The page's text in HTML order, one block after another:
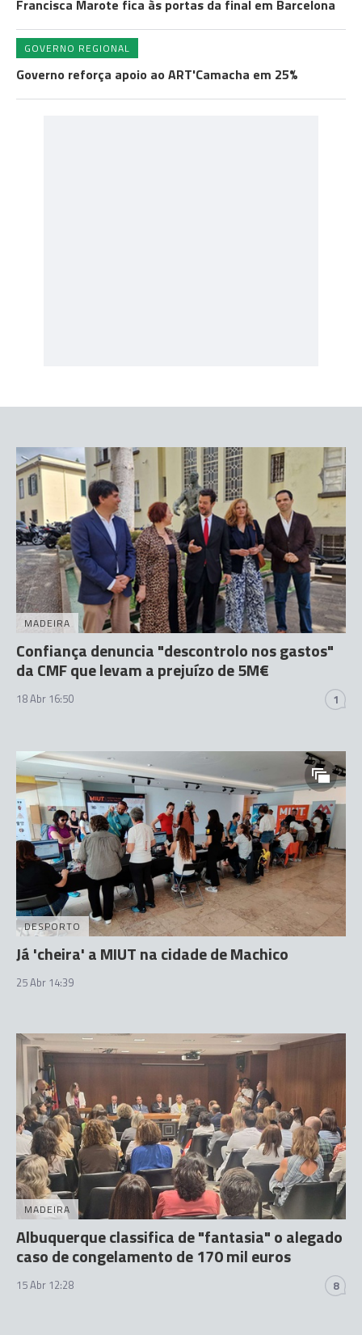
Francisca Marote fica às portas da final em Barcelona
GOVERNO REGIONAL
Governo reforça apoio ao ART'Camacha em 25%
MADEIRA
Confiança denuncia "descontrolo nos gastos"
da CMF que levam a prejuízo de 5M€
18 Abr 16:50 1
DESPORTO
Já 'cheira' a MIUT na cidade de Machico
25 Abr 14:39
MADEIRA
Albuquerque classifica de "fantasia" o alegado
caso de congelamento de 170 mil euros
15 Abr 12:28 8